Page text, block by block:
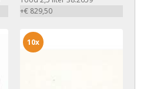
+€ 829,50
10x